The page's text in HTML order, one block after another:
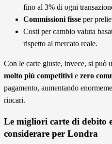
fino al 3% di ogni
Commissioni fisse per
Costi per cambio valuta
rispetto al mercato reale.
Con le carte giuste, invece, si può
molto più competitivi e zero
pagamento, aumentando
rincari.
Le migliori carte di debito
considerare per Londra